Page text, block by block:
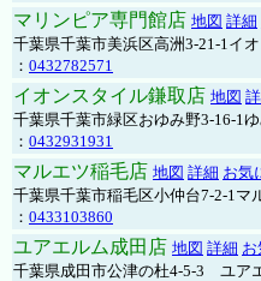
マリンピア専門館店 地図 詳細
千葉県千葉市美浜区高洲3-21-1イ
： 0432782571
イオンスタイル鎌取店 地図
千葉県千葉市緑区おゆみ野3-16-1
： 0432931931
マルエツ稲毛店 地図 詳細 お気
千葉県千葉市稲毛区小仲台7-2-1マ
： 0433103860
ユアエルム成田店 地図 詳細
千葉県成田市公津の杜4-5-3 ユア